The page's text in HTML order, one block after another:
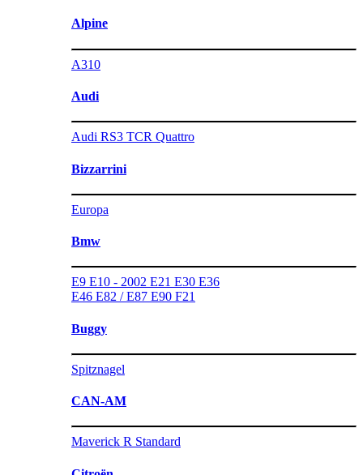
Alpine
A310
Audi
Audi RS3 TCR Quattro
Bizzarrini
Europa
Bmw
E9 E10 - 2002 E21 E30 E36
E46 E82 / E87 E90 F21
Buggy
Spitznagel
CAN-AM
Maverick R Standard